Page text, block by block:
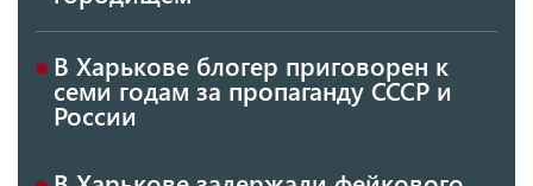
В Харькове блогер приговорен к
семи годам за пропаганду СССР и
России